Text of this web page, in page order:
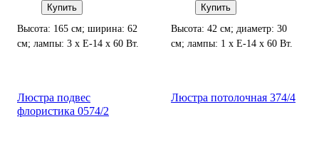
Купить
Высота: 165 см; ширина: 62
см; лампы: 3 х Е-14 х 60 Вт.
Купить
Высота: 42 см; диаметр: 30
см; лампы: 1 х Е-14 х 60 Вт.
Люстра подвес
флористика 0574/2
Люстра потолочная 374/4